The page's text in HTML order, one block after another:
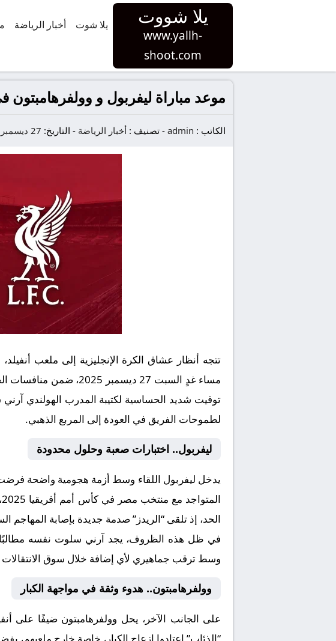
يلا شووت
www.yallh-
shoot.com
يلا شوت أخبار الرياضة
موعد مباراة ليفربول و وولفرهامبتون في الدوري
الكاتب : admin
- تصنيف : أخبار الرياضة - التاريخ: 27 ديسمبر 2025
تتجه أنظار عشاق الكرة الإنجليزية إلى ملعب
مساء غدٍ السبت 27 ديسمبر 2025، ضمن منافسات الجولة الثامنة عشرة من
توقيت شديد الحساسية لكتيبة المدرب الهولندي آرني
لطموحات الفريق في العودة إلى المربع الذهبي.
ليفربول.. اختبارات صعبة وحلول محدودة
يدخل ليفربول اللقاء وسط أزمة هجومية واضحة فرضت
الحد، إذ تلقى “الريدز” صدمة جديدة بإصابة
في ظل هذه الظروف، يجد آرني سلوت نفسه مطالبًا
وسط ترقب جماهيري لأي إضافة خلال سوق الانتقالات
وولفرهامبتون.. هدوء وثقة في مواجهة الكبار
على الجانب الآخر، يحل وولفرهامبتون ضيفًا على